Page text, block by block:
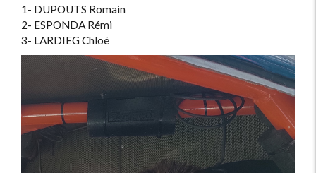
1- DUPOUTS Romain
2- ESPONDA Rémi
3- LARDIEG Chloé